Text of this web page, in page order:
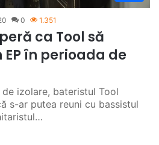
0 1.351
ca Tool să
în perioada de
izolare, bateristul Tool
s-ar putea reuni cu bassistul